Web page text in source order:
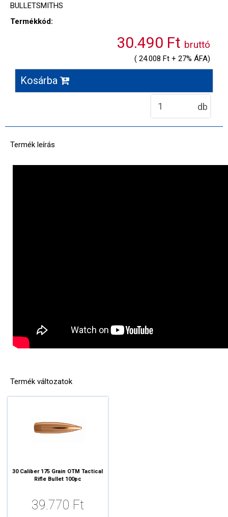
BULLETSMITHS
Termékkód:
30.490 Ft bruttó
( 24.008 Ft + 27% ÁFA)
Kosárba
db
Termék leírás
Termék változatok
30 Caliber 175 Grain OTM Tactical
Rifle Bullet 100pc
39.770 Ft